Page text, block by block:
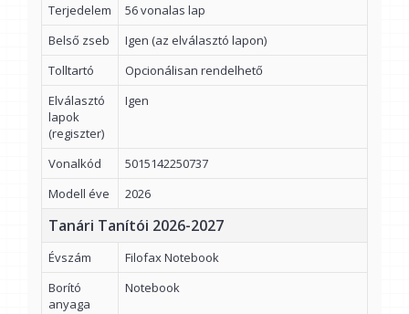
Terjedelem
56 vonalas lap
Belső zseb
Igen (az elválasztó lapon)
Tolltartó
Opcionálisan rendelhető
Elválasztó
lapok
(regiszter)
Igen
Vonalkód
5015142250737
Modell éve
2026
Tanári Tanítói 2026-2027
Évszám
Filofax Notebook
Borító
anyaga
Notebook